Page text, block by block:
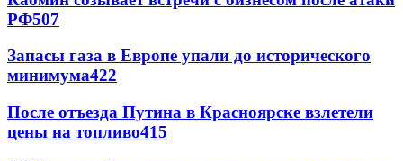
РФ507
Запасы газа в Европе упали до исторического
минимума422
После отъезда Путина в Красноярске взлетели
цены на топливо415